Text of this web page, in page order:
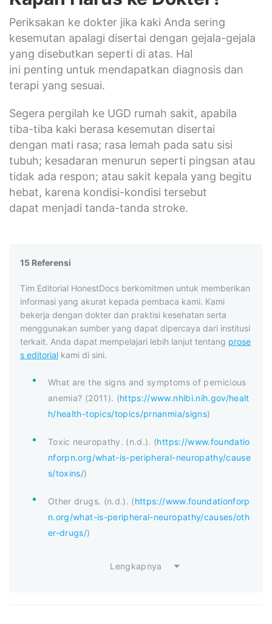
Periksakan ke dokter jika kaki Anda sering
kesemutan apalagi disertai dengan gejala-gejala
yang disebutkan seperti di atas. Hal
ini penting untuk mendapatkan diagnosis dan
terapi yang sesuai.
Segera pergilah ke UGD rumah sakit, apabila
tiba-tiba kaki berasa kesemutan disertai
dengan mati rasa; rasa lemah pada satu sisi
tubuh; kesadaran menurun seperti pingsan atau
tidak ada respon; atau sakit kepala yang begitu
hebat, karena kondisi-kondisi tersebut
dapat menjadi tanda-tanda stroke.
15 Referensi
Tim Editorial HonestDocs berkomitmen untuk memberikan
informasi yang akurat kepada pembaca kami. Kami
bekerja dengan dokter dan praktisi kesehatan serta
menggunakan sumber yang dapat dipercaya dari institusi
terkait. Anda dapat mempelajari lebih lanjut tentang prose
s editorial kami di sini.
What are the signs and symptoms of pernicious
anemia? (2011). (https://www.nhlbi.nih.gov/healt
h/health-topics/topics/prnanmia/signs)
Toxic neuropathy. (n.d.). (https://www.foundatio
nforpn.org/what-is-peripheral-neuropathy/cause
s/toxins/)
Other drugs. (n.d.). (https://www.foundationforp
n.org/what-is-peripheral-neuropathy/causes/oth
er-drugs/)
Lengkapnya